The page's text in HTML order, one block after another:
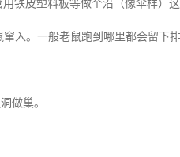
铁皮塑料板等做个沿（像伞样）这
入。一般老鼠跑到哪里都会留下
做巢。